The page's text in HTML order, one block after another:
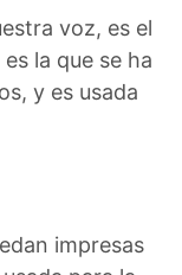
voz, es el
la que se ha
y es usada
impresas